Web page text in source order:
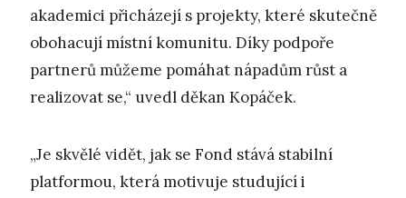
akademici přicházejí s projekty, které skutečně
obohacují místní komunitu. Díky podpoře
partnerů můžeme pomáhat nápadům růst a
realizovat se,“ uvedl děkan Kopáček.
„Je skvělé vidět, jak se Fond stává stabilní
platformou, která motivuje studující i